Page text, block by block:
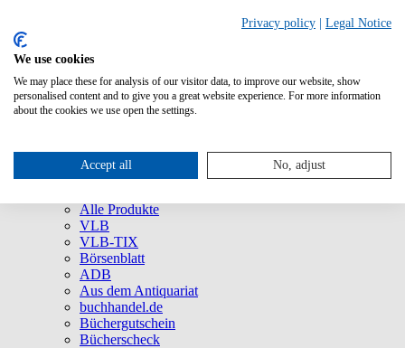
Über uns
Unternehmen
Presse
Service
Alle Produkte
VLB
VLB-TIX
Börsenblatt
ADB
Aus dem Antiquariat
buchhandel.de
Büchergutschein
Bücherscheck
Privacy policy Legal Notice
We use cookies
We may place these for analysis of our visitor data, to improve our website, show
personalised content and to give you a great website experience. For more information
about the cookies we use open the settings.
Accept all No, adjust